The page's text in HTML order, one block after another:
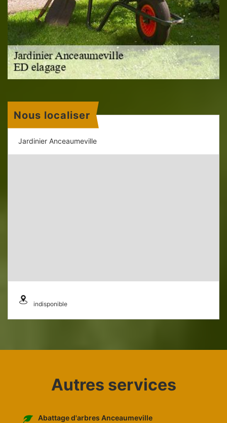
Nous localiser
Jardinier Anceaumeville
indisponible
Autres services
Abattage d'arbres Anceaumeville